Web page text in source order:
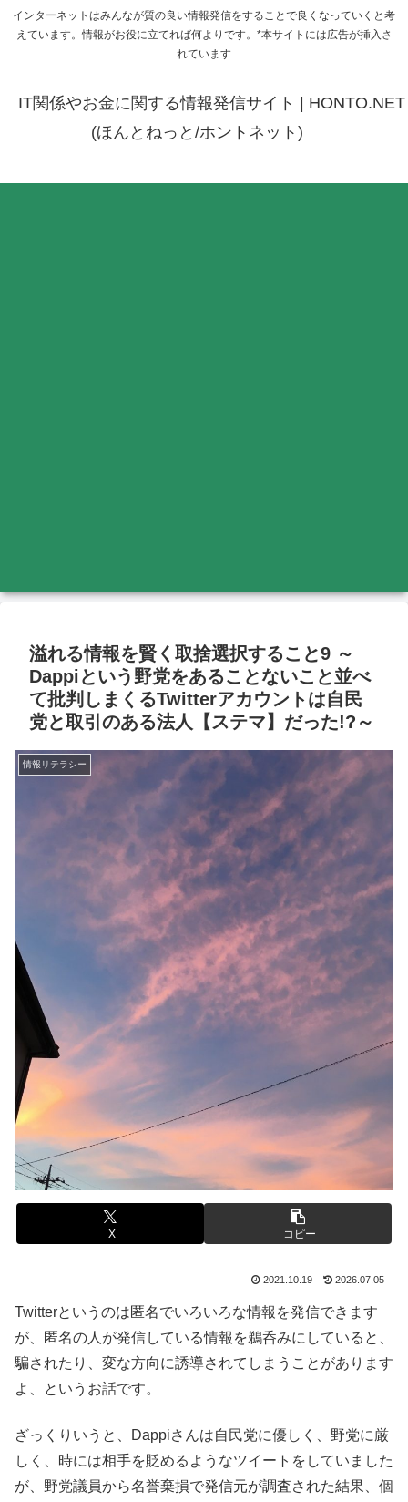
インターネットはみんなが質の良い情報発信をすることで良くなっていくと考
えています。情報がお役に立てれば何よりです。*本サイトには広告が挿入さ
れています
IT関係やお金に関する情報発信サイト | HONTO.NET
(ほんとねっと/ホントネット)
溢れる情報を賢く取捨選択すること9 ～
Dappiという野党をあることないこと並べ
て批判しまくるTwitterアカウントは自民
党と取引のある法人【ステマ】だった!?～
情報リテラシー
X コピー
2021.10.19 2026.07.05
Twitterというのは匿名でいろいろな情報を発信できます
が、匿名の人が発信している情報を鵜呑みにしていると、
騙されたり、変な方向に誘導されてしまうことがあります
よ、というお話です。
ざっくりいうと、Dappiさんは自民党に優しく、野党に厳
しく、時には相手を貶めるようなツイートをしていました
が、野党議員から名誉棄損で発信元が調査された結果、個